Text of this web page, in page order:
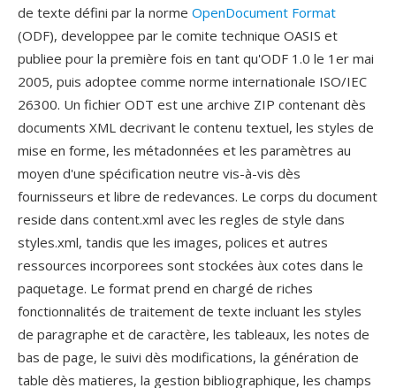
de texte défini par la norme OpenDocument Format
(ODF), developpee par le comite technique OASIS et
publiee pour la première fois en tant qu'ODF 1.0 le 1er mai
2005, puis adoptee comme norme internationale ISO/IEC
26300. Un fichier ODT est une archive ZIP contenant dès
documents XML decrivant le contenu textuel, les styles de
mise en forme, les métadonnées et les paramètres au
moyen d'une spécification neutre vis-à-vis dès
fournisseurs et libre de redevances. Le corps du document
reside dans content.xml avec les regles de style dans
styles.xml, tandis que les images, polices et autres
ressources incorporees sont stockées àux cotes dans le
paquetage. Le format prend en chargé de riches
fonctionnalités de traitement de texte incluant les styles
de paragraphe et de caractère, les tableaux, les notes de
bas de page, le suivi dès modifications, la génération de
table dès matieres, la gestion bibliographique, les champs